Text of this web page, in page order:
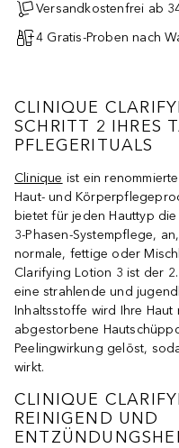
Versandkostenfrei ab
4 Gratis-Proben nach
CLINIQUE
SCHRITT 2 IHRES
PFLEGERITUALS
Clinique ist ein
Haut- und
bietet für jeden Hauttyp
3-Phasen-Systempflege,
normale, fettige oder
Clarifying Lotion 3 ist der
eine strahlende und
Inhaltsstoffe wird Ihre
abgestorbene
Peelingwirkung gelöst,
wirkt.
CLINIQUE
REINIGEND UND